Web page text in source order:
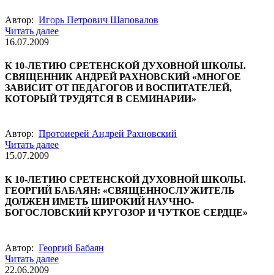
Автор: Игорь Петрович Шаповалов
Читать далее
16.07.2009
К 10-ЛЕТИЮ СРЕТЕНСКОЙ ДУХОВНОЙ ШКОЛЫ.
СВЯЩЕННИК АНДРЕЙ РАХНОВСКИЙ «МНОГОЕ
ЗАВИСИТ ОТ ПЕДАГОГОВ И ВОСПИТАТЕЛЕЙ,
КОТОРЫЙ ТРУДЯТСЯ В СЕМИНАРИИ»
Автор: Протоиерей Андрей Рахновский
Читать далее
15.07.2009
К 10-ЛЕТИЮ СРЕТЕНСКОЙ ДУХОВНОЙ ШКОЛЫ.
ГЕОРГИЙ БАБАЯН: «СВЯЩЕННОСЛУЖИТЕЛЬ
ДОЛЖЕН ИМЕТЬ ШИРОКИЙ НАУЧНО-
БОГОСЛОВСКИЙ КРУГОЗОР И ЧУТКОЕ СЕРДЦЕ»
Автор: Георгий Бабаян
Читать далее
22.06.2009